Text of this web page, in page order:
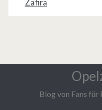
Zafira
Blog von Fans